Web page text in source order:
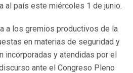
al país este miércoles 1 de junio.
a los gremios productivos de la
en materias de seguridad y
incorporadas y atendidas por el
ante el Congreso Pleno